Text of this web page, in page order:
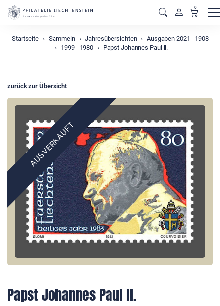
0
Startseite Sammeln Jahresübersichten
Ausgaben 2021 - 1908
1999 - 1980
Papst Johannes Paul ll.
zurück zur Übersicht
AUSVERKAUFT
Papst Johannes Paul ll.